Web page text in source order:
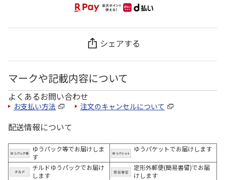
シェアする
マークや記載内容について
よくあるお問い合わせ
お支払い方法 注文のキャンセルについて
配送情報について
ゆうパック等でお届けしま
す
ゆうパケットでお届けします
チルドゆうパックでお届け
します
定形外郵便(簡易書留)でお届
けします